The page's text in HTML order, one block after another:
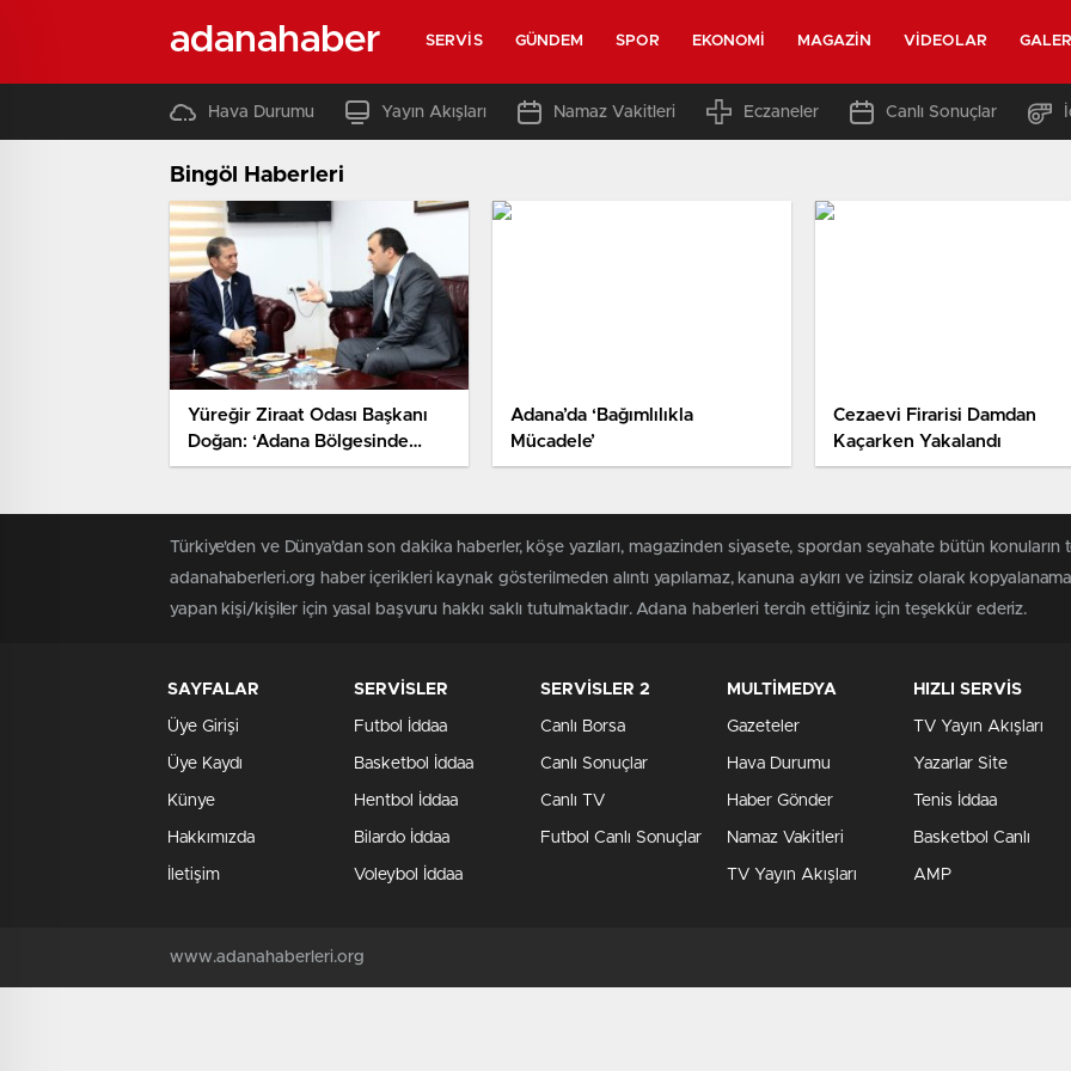
adanahaber SERVIS GÜNDEM SPOR EKONOMI MAGAZIN VIDEOLAR GALERI
Hava Durumu Yayın Akışları Namaz Vakitleri Eczaneler Canlı Sonuçlar
Bingöl Haberleri
Yüreğir Ziraat Odası Başkanı
Doğan: ‘Adana Bölgesinde
Narenciye Toplamakta İşçi
Adana’da ‘Bağımlılıkla
Mücadele’
Cezaevi Firarisi Damdan
Kaçarken Yakalandı
Türkiye'den ve Dünya’dan son dakika haberler, köşe yazıları, magazinden siyasete, spordan seyahate bütün
adanahaberleri.org haber içerikleri kaynak gösterilmeden alıntı yapılamaz, kanuna aykırı ve izinsiz olarak
yapan kişi/kişiler için yasal başvuru hakkı saklı tutulmaktadır. Adana haberleri tercih ettiğiniz için teşekkür ederiz.
SAYFALAR
Üye Girişi
Üye Kaydı
Künye
Hakkımızda
İletişim
SERVİSLER
Futbol İddaa
Basketbol İddaa
Hentbol İddaa
Bilardo İddaa
Voleybol İddaa
SERVİSLER 2
Canlı Borsa
Canlı Sonuçlar
Canlı TV
Futbol Canlı Sonuçlar
MULTİMEDYA
Gazeteler
Hava Durumu
Haber Gönder
Namaz Vakitleri
TV Yayın Akışları
HIZLI SERVİS
TV Yayın Akışları
Yazarlar Site
Tenis İddaa
Basketbol Canlı
AMP
www.adanahaberleri.org